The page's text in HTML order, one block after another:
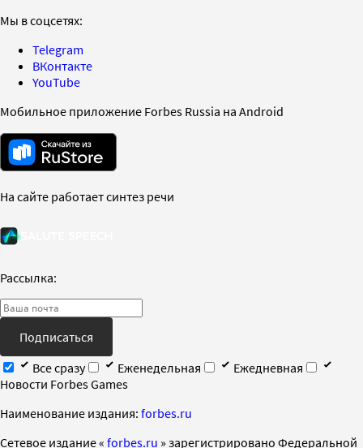
Мы в соцсетях:
Telegram
ВКонтакте
YouTube
Мобильное приложение Forbes Russia на Android
На сайте работает синтез речи
Рассылка:
Подписаться
Все сразу
Еженедельная
Ежедневная
Новости Forbes Games
Наименование издания: forbes.ru
Cетевое издание « forbes.ru » зарегистрировано Федеральной